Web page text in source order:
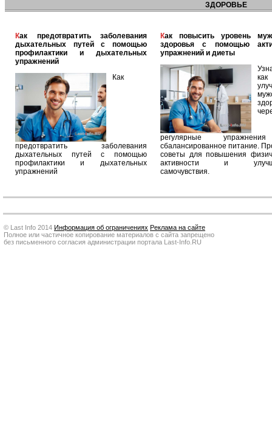
ЗДОРОВЬЕ
Как предотвратить заболевания
дыхательных путей с помощью
профилактики и дыхательных
упражнений
Как
предотвратить заболевания
дыхательных путей с помощью
профилактики и дыхательных
упражнений
Как повысить уровень мужского
здоровья с помощью
упражнений и диеты
как
регулярные
сбалансированное питание.
советы для повышения
активности и
самочувствия.
© Last Info 2014 Информация об ограничениях Реклама на сайте
Полное или частичное копирование материалов с сайта запрещено
без письменного согласия администрации портала Last-Info.RU